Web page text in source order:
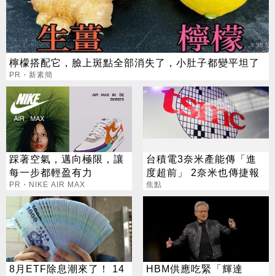
檸檬搭配它，臉上斑點全部消失了，小肚子都變平坦了
PR・新素簡
踩著空氣，邁向極限，讓
每一步都輕盈有力
PR・NIKE AIR MAX
台積電3奈米產能傳「進
度超前」 2奈米也傳捷報
焦點
8月ETF除息潮來了！ 14
HBM供應吃緊「輝達